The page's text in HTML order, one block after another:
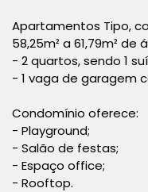
Apartamentos Tipo,
58,25m² a 61,79m² de
- 2 quartos, sendo 1
- 1 vaga de garagem
Condomínio oferece:
- Playground;
- Salão de festas;
- Espaço office;
- Rooftop.